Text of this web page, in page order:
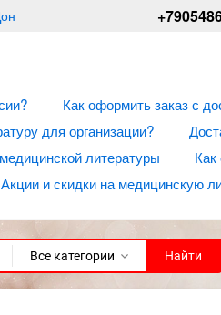
Как оформить заказ с
для организации?
литературы
Как
Акции и скидки на медицинскую
Все категории Найти